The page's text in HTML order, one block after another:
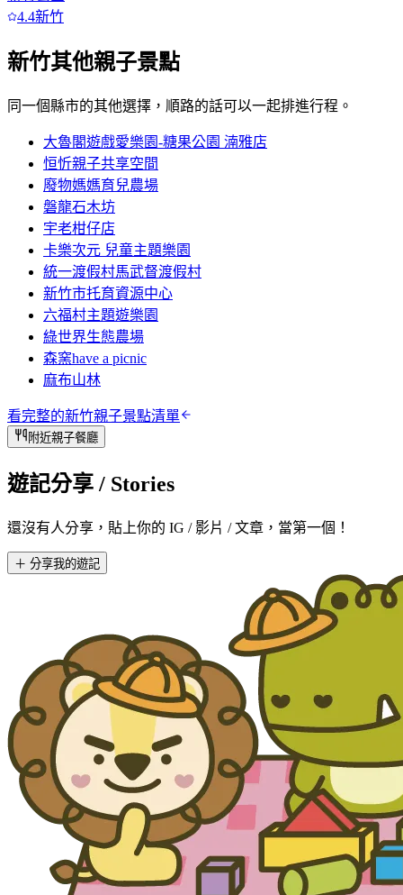
4.4新竹
新竹其他親子景點
同一個縣市的其他選擇，順路的話可以一起排進行程。
大魯閣遊戲愛樂園-糖果公園 湳雅店
恒忻親子共享空間
廢物媽媽育兒農場
磐龍石木坊
宇老柑仔店
卡樂次元 兒童主題樂園
統一渡假村馬武督渡假村
新竹市托育資源中心
六福村主題遊樂園
綠世界生態農場
森窯have a picnic
麻布山林
看完整的新竹親子景點清單
附近親子餐廳
遊記分享 / Stories
還沒有人分享，貼上你的 IG / 影片 / 文章，當第一個！
＋ 分享我的遊記